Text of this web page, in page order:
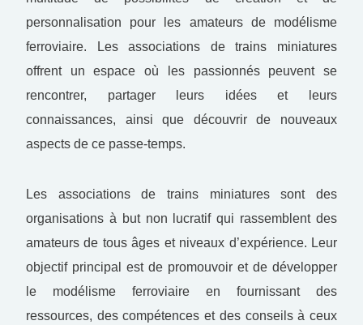
personnalisation pour les amateurs de modélisme
ferroviaire. Les associations de trains miniatures
offrent un espace où les passionnés peuvent se
rencontrer, partager leurs idées et leurs
connaissances, ainsi que découvrir de nouveaux
aspects de ce passe-temps.
Les associations de trains miniatures sont des
organisations à but non lucratif qui rassemblent des
amateurs de tous âges et niveaux d’expérience. Leur
objectif principal est de promouvoir et de développer
le modélisme ferroviaire en fournissant des
ressources, des compétences et des conseils à ceux